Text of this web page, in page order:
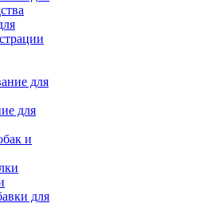
для
и
для